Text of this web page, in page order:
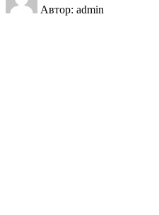
Автор: admin